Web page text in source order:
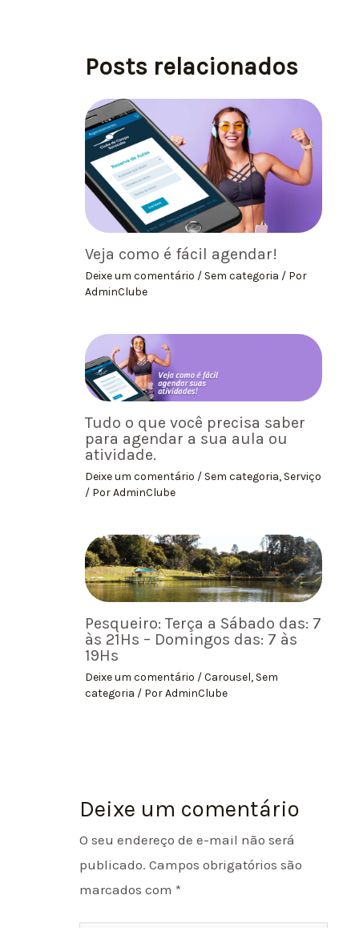
Posts relacionados
Veja como é fácil agendar!
Deixe um comentário / Sem categoria / Por
AdminClube
Tudo o que você precisa saber
para agendar a sua aula ou
atividade.
Deixe um comentário / Sem categoria, Serviço
/ PorAdminClube
Pesqueiro: Terça a Sábado das: 7
às 21Hs – Domingos das: 7 às
19Hs
Deixe um comentário /Carousel, Sem
categoria / PorAdminClube
Deixe um comentário
O seu endereço de e-mail não será
publicado. Campos obrigatórios são
marcados com *